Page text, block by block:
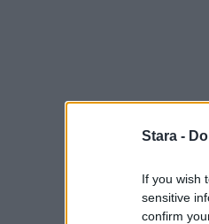
Stara -
If you wish
sensitive
confirm